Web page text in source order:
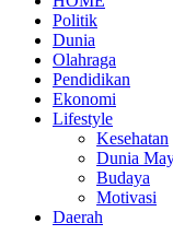
Politik
Dunia
Olahraga
Pendidikan
Ekonomi
Lifestyle
Kesehatan
Dunia
Budaya
Motivasi
Daerah